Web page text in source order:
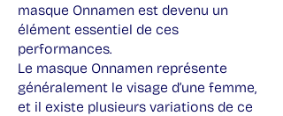
masque Onnamen est devenu un
élément essentiel de ces
performances.
Le masque Onnamen représente
généralement le visage d’une femme,
et il existe plusieurs variations de ce